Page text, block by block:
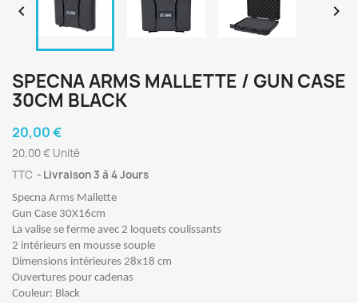
 
SPECNA ARMS MALLETTE / GUN CASE
30CM BLACK
20,00 €
20,00 € Unité
TTC
Livraison 3 à 4 Jours
Specna Arms Mallette
Gun Case 30X16cm
La valise se ferme avec 2 loquets coulissants
2 intérieurs en mousse souple
Dimensions intérieures 28x18 cm
Ouvertures pour cadenas
Couleur: Black